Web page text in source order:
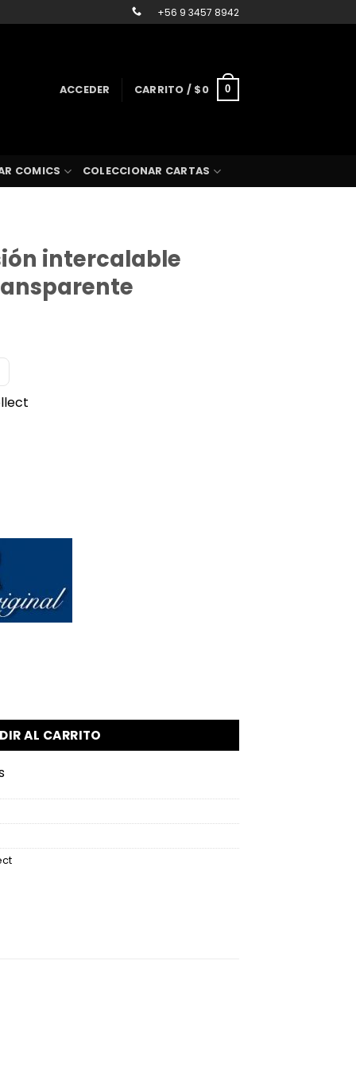
+56 9 3457 8942
ACCEDER CARRITO / $0 0
COMICS COLECCIONAR CARTAS
intercalable
AL CARRITO